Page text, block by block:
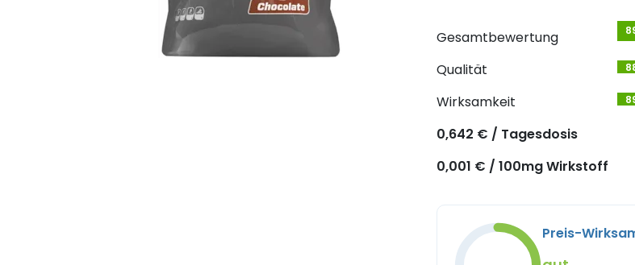
Gesamtbewertung
Qualität
Wirksamkeit
0,642 € / Tagesdosis
0,001 € / 100mg Wirkstoff
Preis-